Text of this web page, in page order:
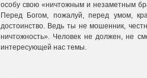
особу свою «ничтожным и незаметным
Перед Богом, пожалуй, перед умом,
достоинство. Ведь ты не мошенник,
ничтожность». Человек не должен, не
интересующей нас темы.